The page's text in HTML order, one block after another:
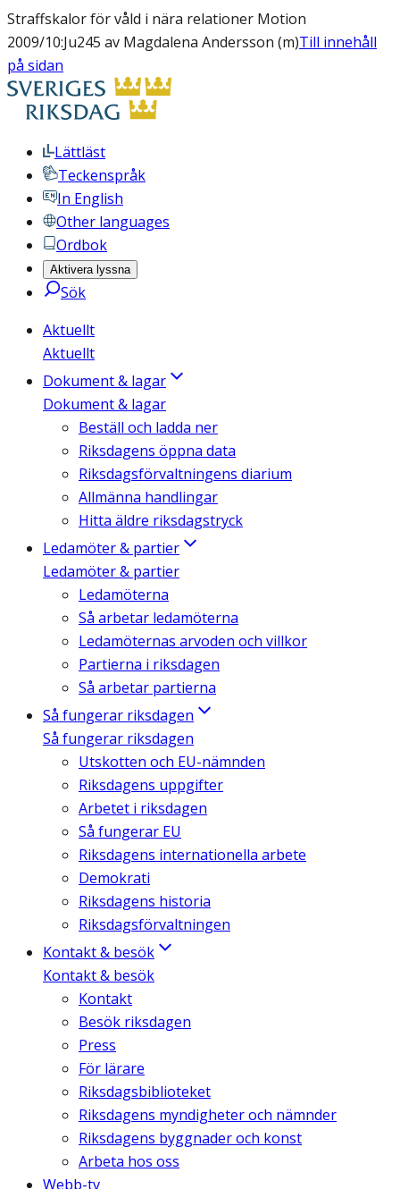
Straffskalor för våld i nära relationer Motion
2009/10:Ju245 av Magdalena Andersson (m)Till innehåll
på sidan
Lättläst
Teckenspråk
In English
Other languages
Ordbok
Aktivera lyssna
Sök
Aktuellt
Aktuellt
Dokument & lagar
Dokument & lagar
Beställ och ladda ner
Riksdagens öppna data
Riksdagsförvaltningens diarium
Allmänna handlingar
Hitta äldre riksdagstryck
Ledamöter & partier
Ledamöter & partier
Ledamöterna
Så arbetar ledamöterna
Ledamöternas arvoden och villkor
Partierna i riksdagen
Så arbetar partierna
Så fungerar riksdagen
Så fungerar riksdagen
Utskotten och EU-nämnden
Riksdagens uppgifter
Arbetet i riksdagen
Så fungerar EU
Riksdagens internationella arbete
Demokrati
Riksdagens historia
Riksdagsförvaltningen
Kontakt & besök
Kontakt & besök
Kontakt
Besök riksdagen
Press
För lärare
Riksdagsbiblioteket
Riksdagens myndigheter och nämnder
Riksdagens byggnader och konst
Arbeta hos oss
Webb-tv